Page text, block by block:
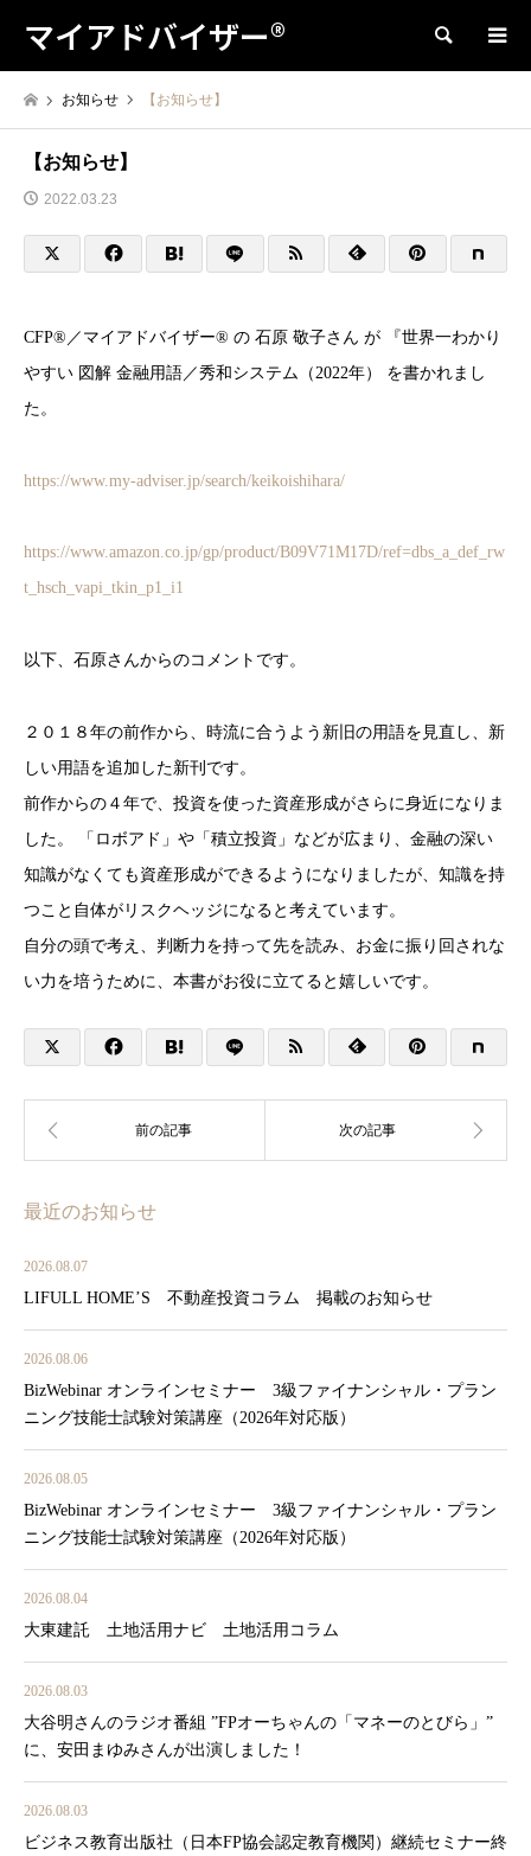
マイアドバイザー® 検索
お知らせ 【お知らせ】
【お知らせ】
2022.03.23
CFP®／マイアドバイザー® の 石原 敬子さん が 『世界一わかり
やすい 図解 金融用語／秀和システム（2022年） を書かれまし
た。
https://www.my-adviser.jp/search/keikoishihara/
https://www.amazon.co.jp/gp/product/B09V71M17D/ref=dbs_a_def_rw
t_hsch_vapi_tkin_p1_i1
以下、石原さんからのコメントです。
２０１８年の前作から、時流に合うよう新旧の用語を見直し、新
しい用語を追加した新刊です。
前作からの４年で、投資を使った資産形成がさらに身近になりま
した。 「ロボアド」や「積立投資」などが広まり、金融の深い
知識がなくても資産形成ができるようになりましたが、知識を持
つこと自体がリスクヘッジになると考えています。
自分の頭で考え、判断力を持って先を読み、お金に振り回されな
い力を培うために、本書がお役に立てると嬉しいです。
最近のお知らせ
2026.08.07
LIFULL HOME’S 不動産投資コラム 掲載のお知らせ
2026.08.06
BizWebinar オンラインセミナー 3級ファイナンシャル・プラン
ニング技能士試験対策講座（2026年対応版）
2026.08.05
BizWebinar オンラインセミナー 3級ファイナンシャル・プラン
ニング技能士試験対策講座（2026年対応版）
2026.08.04
大東建託 土地活用ナビ 土地活用コラム
2026.08.03
大谷明さんのラジオ番組 ”FPオーちゃんの「マネーのとびら」”
に、安田まゆみさんが出演しました！
2026.08.03
ビジネス教育出版社（日本FP協会認定教育機関）継続セミナー終